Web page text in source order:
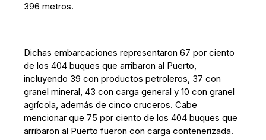
396 metros.
Dichas embarcaciones representaron 67 por ciento
de los 404 buques que arribaron al Puerto,
incluyendo 39 con productos petroleros, 37 con
granel mineral, 43 con carga general y 10 con granel
agrícola, además de cinco cruceros. Cabe
mencionar que 75 por ciento de los 404 buques que
arribaron al Puerto fueron con carga contenerizada.